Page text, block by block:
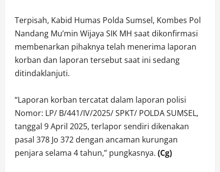
Terpisah, Kabid Humas Polda Sumsel, Kombes Pol
Nandang Mu’min Wijaya SIK MH saat dikonfirmasi
membenarkan pihaknya telah menerima laporan
korban dan laporan tersebut saat ini sedang
ditindaklanjuti.
“Laporan korban tercatat dalam laporan polisi
Nomor: LP/ B/441/IV/2025/ SPKT/ POLDA SUMSEL,
tanggal 9 April 2025, terlapor sendiri dikenakan
pasal 378 Jo 372 dengan ancaman kurungan
penjara selama 4 tahun,” pungkasnya. (Cg)